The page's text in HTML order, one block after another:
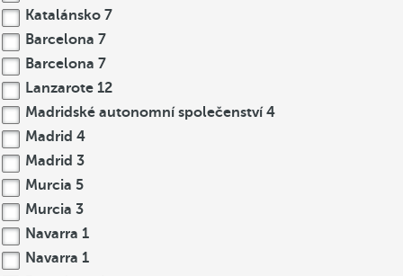
Katalánsko 7
Barcelona 7
Barcelona 7
Lanzarote 12
Madridské autonomní společenství4
Madrid 4
Madrid 3
Murcia 5
Murcia 3
Navarra 1
Navarra 1